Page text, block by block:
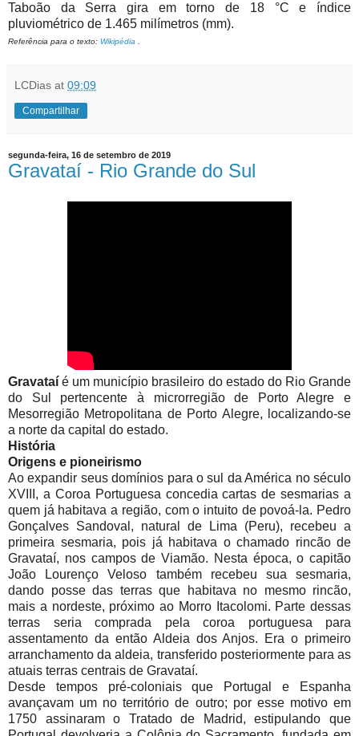
Taboão da Serra gira em torno de 18 °C e índice
pluviométrico de 1.465 milímetros (mm).
Referência para o texto: Wikipédia .
LCDias at 09:09
Compartilhar
segunda-feira, 16 de setembro de 2019
Gravataí - Rio Grande do Sul
Gravataí é um município brasileiro do estado do Rio Grande
do Sul pertencente à microrregião de Porto Alegre e
Mesorregião Metropolitana de Porto Alegre, localizando-se
a norte da capital do estado.
História
Origens e pioneirismo
Ao expandir seus domínios para o sul da América no século
XVIII, a Coroa Portuguesa concedia cartas de sesmarias a
quem já habitava a região, com o intuito de povoá-la. Pedro
Gonçalves Sandoval, natural de Lima (Peru), recebeu a
primeira sesmaria, pois já habitava o chamado rincão de
Gravataí, nos campos de Viamão. Nesta época, o capitão
João Lourenço Veloso também recebeu sua sesmaria,
dando posse das terras que habitava no mesmo rincão,
mais a nordeste, próximo ao Morro Itacolomi. Parte dessas
terras seria comprada pela coroa portuguesa para
assentamento da então Aldeia dos Anjos. Era o primeiro
arranchamento da aldeia, transferido posteriormente para as
atuais terras centrais de Gravataí.
Desde tempos pré-coloniais que Portugal e Espanha
avançavam um no território de outro; por esse motivo em
1750 assinaram o Tratado de Madrid, estipulando que